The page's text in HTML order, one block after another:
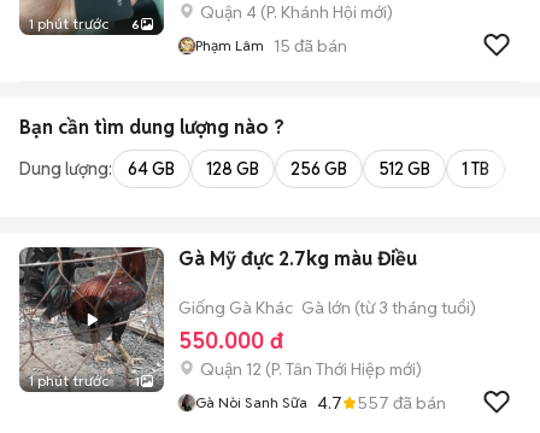
1 phút trước 6
Quận 4 (P. Khánh Hội mới)
Phạm Lâm 15 đã bán
Bạn cần tìm dung lượng nào ?
Dung lượng: 64 GB 128 GB 256 GB 512 GB 1 TB
1 phút trước 1
Gà Mỹ đực 2.7kg màu Điều
Giống Gà Khác Gà lớn (từ 3 tháng tuổi)
550.000 đ
Quận 12 (P. Tân Thới Hiệp mới)
Gà Nòi Sanh Sữa 4.7 557 đã bán